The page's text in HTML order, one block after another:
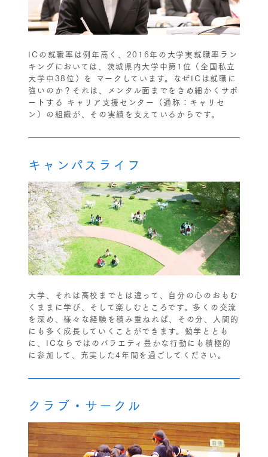
ICの就職率は例年高く、2016年の大学実就職率ラン
キングにおいては、茨城県内大学中第1位（全国私立
大学中38位）を マークしています。なぜICは就職に
強いのか？それは、メンタル面までをきめ細かくサポ
ートする キャリア支援センター（通称：キャリセ
ン）の組織が、その実績を支えているからです。
キャンパスライフ
大学、それは高校までとは違って、自分の心のおもむ
くままに学び、そして楽しむところです。多くの交流
を深め、様々な経験を積み重ねれば、その分、人間的
にも多く成長していくことができます。勉学ととも
に、ICならではのバラエティ豊かな行動にも積極的
に参加して、充実した4年間を過ごしてください。
クラブ・サークル